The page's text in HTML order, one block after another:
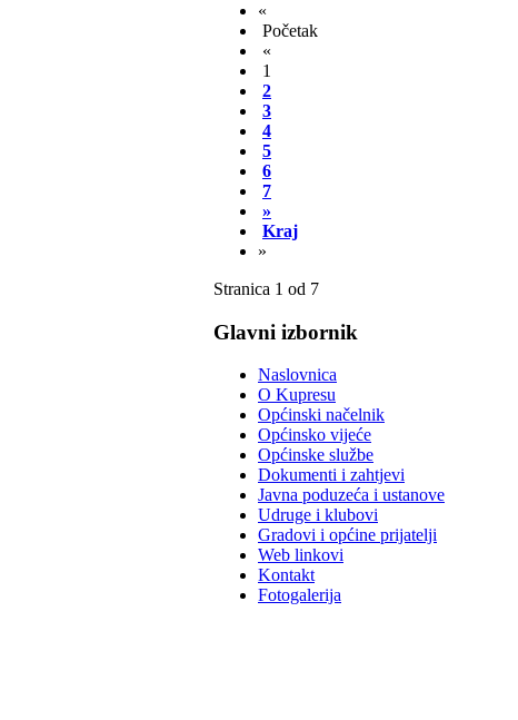
«
Početak
«
1
2
3
4
5
6
7
»
Kraj
»
Stranica 1 od 7
Glavni izbornik
Naslovnica
O Kupresu
Općinski načelnik
Općinsko vijeće
Općinske službe
Dokumenti i zahtjevi
Javna poduzeća i ustanove
Udruge i klubovi
Gradovi i općine prijatelji
Web linkovi
Kontakt
Fotogalerija